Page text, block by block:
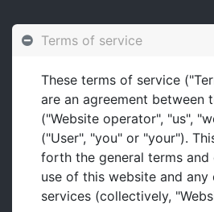
Terms of service
These terms of service
are an agreement between
("Website operator", "us",
("User", "you" or "your").
forth the general terms
use of this website and
services (collectively,